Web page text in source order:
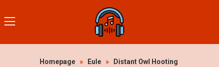
Homepage » Eule » Distant Owl Hooting